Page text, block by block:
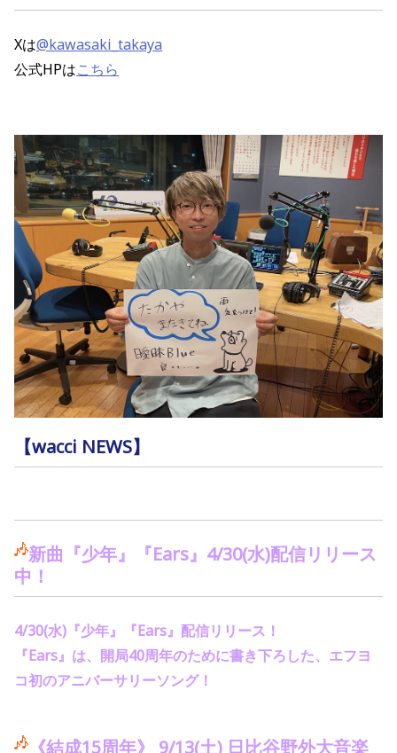
Xは@kawasaki_takaya
公式HPはこちら
【wacci NEWS】
新曲『少年』『Ears』 4/30(水)配信リリース
中！
4/30(水) 『少年』『Ears』配信リリース！
『Ears』は、開局40周年のために書き下ろした、エフヨ
コ初のアニバーサリーソング！
《結成15周年》 9/13(土) 日比谷野外大音楽